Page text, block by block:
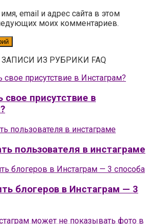
email и адрес сайта в этом
моих комментариев.
ИЗ РУБРИКИ FAQ
свое присутствие в
пользователя в инстаграме
блогеров в Инстаграм — 3